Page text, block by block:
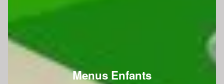
Menus Enfants